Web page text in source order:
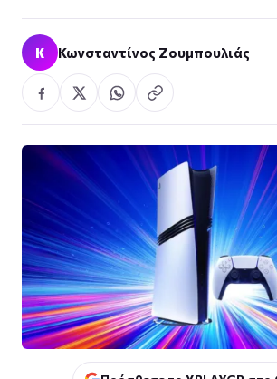
Κ Κωνσταντίνος Ζουμπουλιάς